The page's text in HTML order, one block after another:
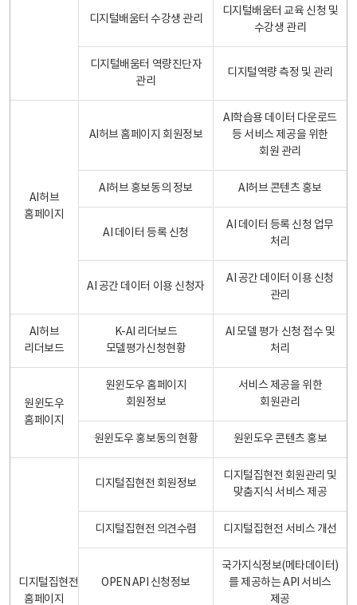
디지털배움터 수강생 관리
디지털배움터 교육 신청 및
수강생 관리
디지털배움터 역량진단자
관리
디지털역량 측정 및 관리
AI허브
홈페이지
AI허브 홈페이지 회원정보
AI학습용 데이터 다운로드
등 서비스 제공을 위한
회원 관리
AI허브 홍보동의 정보 AI허브 콘텐츠 홍보
AI 데이터 등록 신청
AI 데이터 등록 신청 업무
처리
AI 공간 데이터 이용 신청자
AI 공간 데이터 이용 신청
관리
AI허브
리더보드
K-AI 리더보드
모델평가신청현황
AI 모델 평가 신청 접수 및
처리
원윈도우
홈페이지
원윈도우 홈페이지
회원정보
서비스 제공을 위한
회원관리
원윈도우 홍보동의 현황 원윈도우 콘텐츠 홍보
디지털집현전
홈페이지
디지털집현전 회원정보
디지털집현전 회원관리 및
맞춤지식 서비스 제공
디지털집현전 의견수렴 디지털집현전 서비스 개선
OPEN API 신청정보
국가지식정보(메타데이터)
를 제공하는 API 서비스
제공